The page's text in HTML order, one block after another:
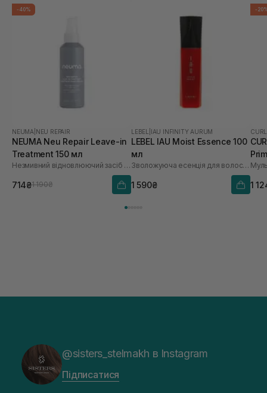
-40%
NEUMA NEU REPAIR
NEUMA Neu Repair Leave-in
Treatment 150 мл
Незмивний відновлюючий засіб для волосся
714₴1 190₴
LEBEL IAU INFINITY AURUM
LEBEL IAU Moist Essence 100
мл
Зволожуюча есенція для волосся
1 590₴
-
1
@sisters_stelmakh в Instagram
Підписатися